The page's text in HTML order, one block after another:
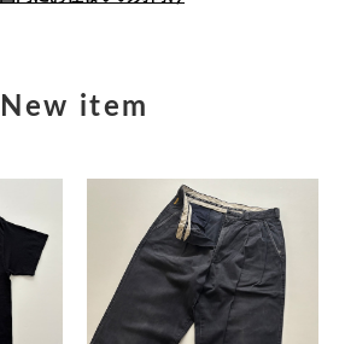
New item